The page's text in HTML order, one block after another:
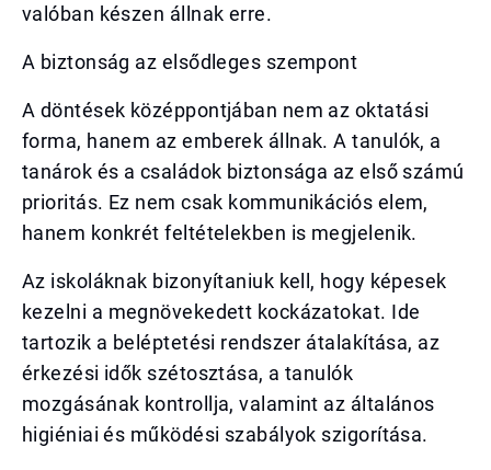
valóban készen állnak erre.
A biztonság az elsődleges szempont
A döntések középpontjában nem az oktatási
forma, hanem az emberek állnak. A tanulók, a
tanárok és a családok biztonsága az első számú
prioritás. Ez nem csak kommunikációs elem,
hanem konkrét feltételekben is megjelenik.
Az iskoláknak bizonyítaniuk kell, hogy képesek
kezelni a megnövekedett kockázatokat. Ide
tartozik a beléptetési rendszer átalakítása, az
érkezési idők szétosztása, a tanulók
mozgásának kontrollja, valamint az általános
higiéniai és működési szabályok szigorítása.